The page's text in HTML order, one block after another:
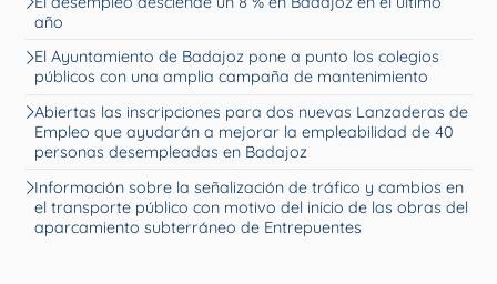
año
El Ayuntamiento de Badajoz pone a punto los colegios
públicos con una amplia campaña de mantenimiento
Abiertas las inscripciones para dos nuevas Lanzaderas de
Empleo que ayudarán a mejorar la empleabilidad de 40
personas desempleadas en Badajoz
Información sobre la señalización de tráfico y cambios en
el transporte público con motivo del inicio de las obras del
aparcamiento subterráneo de Entrepuentes